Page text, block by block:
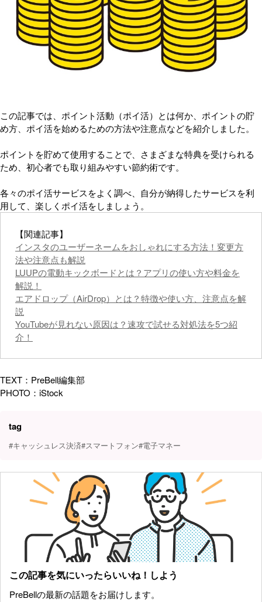
この記事では、ポイント活動（ポイ活）とは何か、ポイントの貯
め方、ポイ活を始めるための方法や注意点などを紹介しました。
ポイントを貯めて使用することで、さまざまな特典を受けられる
ため、初心者でも取り組みやすい節約術です。
各々のポイ活サービスをよく調べ、自分が納得したサービスを利
用して、楽しくポイ活をしましょう。
【関連記事】
インスタのユーザーネームをおしゃれにする方法！変更方
法や注意点も解説
LUUPの電動キックボードとは？アプリの使い方や料金を
解説！
エアドロップ（AirDrop）とは？特徴や使い方、注意点を解
説
YouTubeが見れない原因は？速攻で試せる対処法を5つ紹
介！
TEXT：PreBell編集部
PHOTO：iStock
tag
#キャッシュレス決済#スマートフォン#電子マネー
この記事を気にいったらいいね！しよう
PreBellの最新の話題をお届けします。